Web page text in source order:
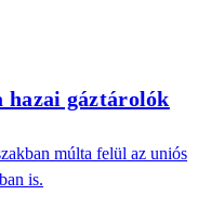
hazai gáztárolók
múlta felül az uniós
is.